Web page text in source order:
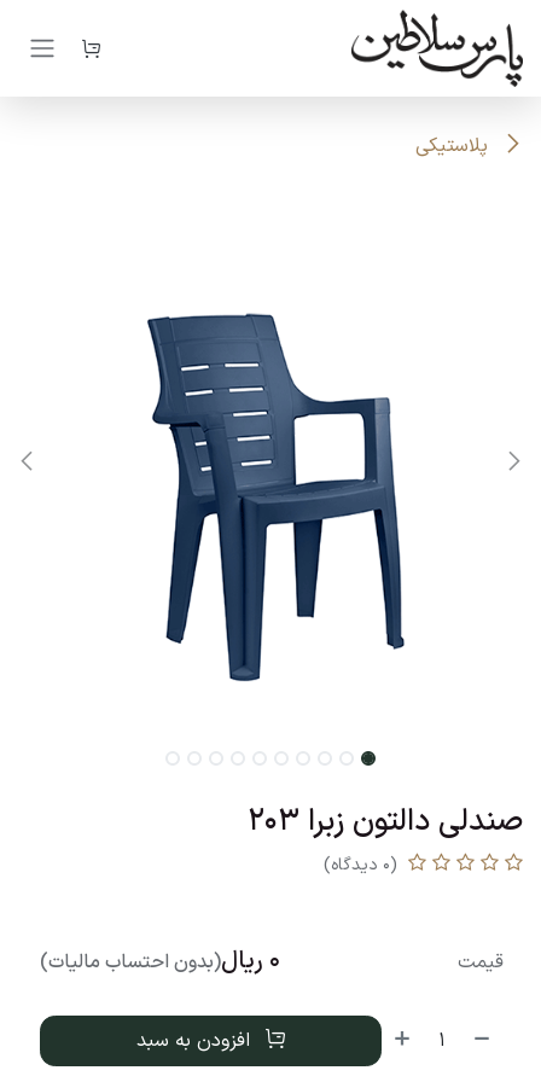
صرف نظر و مشاهده محتوا
پلاستیکی
صندلی دالتون زبرا 203
(0 دیدگاه)
افزودن به سبد
قیمت 0 ریال(بدون احتساب مالیات)